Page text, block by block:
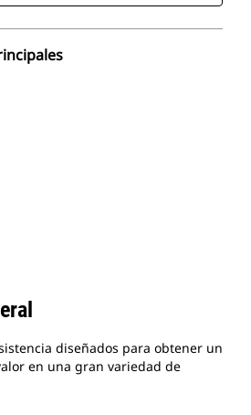
diseñados para obtener un
en una gran variedad de